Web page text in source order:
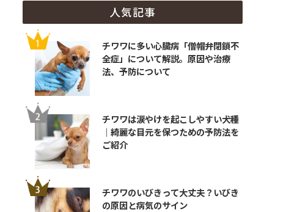
人気記事
チワワに多い心臓病「僧帽弁閉鎖不
全症」について解説。原因や治療
法、予防について
チワワは涙やけを起こしやすい犬種
｜綺麗な目元を保つための予防法を
ご紹介
チワワのいびきって大丈夫？いびき
の原因と病気のサイン